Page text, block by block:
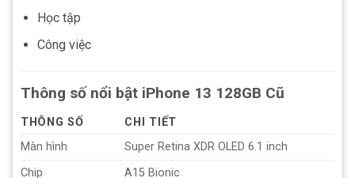
Học tập
Công việc
Thông số nổi bật iPhone 13 128GB Cũ
THÔNG SỐ
CHI TIẾT
Màn hình
Super Retina XDR OLED 6.1 inch
Chip
A15 Bionic